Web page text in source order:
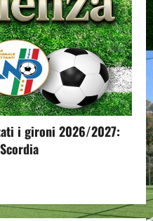
i gironi 2026/2027: